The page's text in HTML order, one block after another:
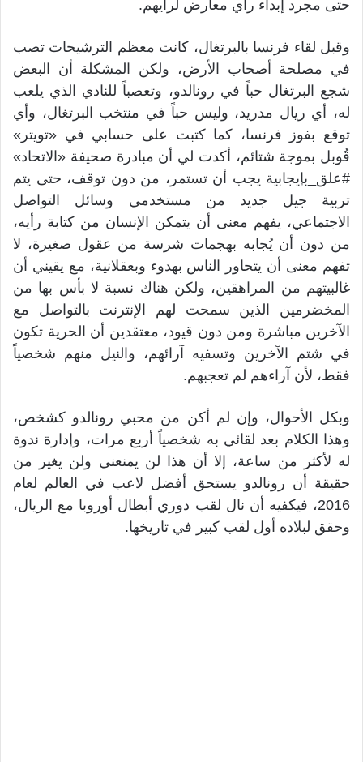
حتى مجرد إبداء رأي معارض لرأيهم.
وقبل لقاء فرنسا بالبرتغال، كانت معظم الترشيحات تصب
في مصلحة أصحاب الأرض، ولكن المشكلة أن البعض
شجع البرتغال حباً في رونالدو، وتعصباً للنادي الذي يلعب
له، أي ريال مدريد، وليس حباً في منتخب البرتغال، وأي
توقع بفوز فرنسا، كما كتبت على حسابي في «تويتر»
قُوبل بموجة شتائم، أكدت لي أن مبادرة صحيفة «الاتحاد»
#علق_بإيجابية يجب أن تستمر، من دون توقف، حتى يتم
تربية جيل جديد من مستخدمي وسائل التواصل
الاجتماعي، يفهم معنى أن يتمكن الإنسان من كتابة رأيه،
من دون أن يُجابه بهجمات شرسة من عقول صغيرة، لا
تفهم معنى أن يتحاور الناس بهدوء وبعقلانية، مع يقيني أن
غالبيتهم من المراهقين، ولكن هناك نسبة لا بأس بها من
المخضرمين الذين سمحت لهم الإنترنت بالتواصل مع
الآخرين مباشرة ومن دون قيود، معتقدين أن الحرية تكون
في شتم الآخرين وتسفيه آرائهم، والنيل منهم شخصياً
فقط، لأن آراءهم لم تعجبهم.
وبكل الأحوال، وإن لم أكن من محبي رونالدو كشخص،
وهذا الكلام بعد لقائي به شخصياً أربع مرات، وإدارة ندوة
له لأكثر من ساعة، إلا أن هذا لن يمنعني ولن يغير من
حقيقة أن رونالدو يستحق أفضل لاعب في العالم لعام
2016، فيكفيه أن نال لقب دوري أبطال أوروبا مع الريال،
وحقق لبلاده أول لقب كبير في تاريخها.